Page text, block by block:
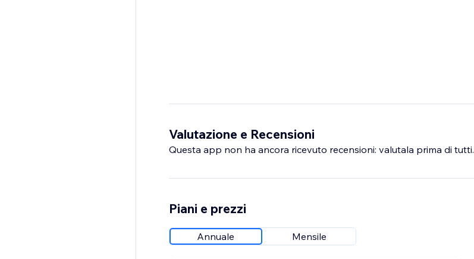
Valutazione e Recensioni
Questa app non ha ancora ricevuto recensioni: valutala prima di tutti.
Piani e prezzi
Annuale Mensile